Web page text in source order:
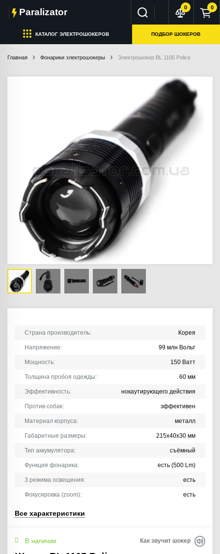
КАТАЛОГ ЭЛЕКТРОШОКЕРОВ ПОДБОР ШОКЕРОВ
Paralizator 0 0
Главная Фонарики электрошокеры Электрошокер BL 1105 Police
В наличии Как звучит шокер
Страна производитель: Корея
Напряжение: 99 млн Вольт
Мощность: 150 Ватт
Толщина пробоя одежды: 60 мм
Эффективность: нокаутирующего действия
Против собак: эффективен
Материал корпуса: металл
Габаритные размеры: 215х40х30 мм
Тип аккумулятора: съёмный
Функция фонарика: есть (500 Lm)
3 режима освещения: есть
Фокусировка (zoom): есть
Все характеристики